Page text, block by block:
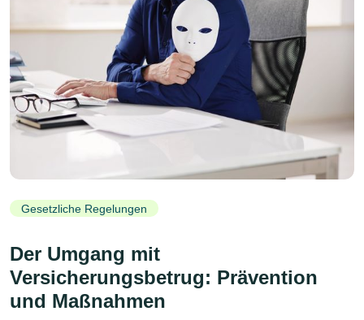
Gesetzliche Regelungen
Der Umgang mit
Versicherungsbetrug: Prävention
und Maßnahmen